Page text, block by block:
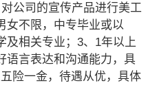
公司的宣传产品进行美工
女不限，中专毕业或以
及相关专业；3、1年以上
语言表达和沟通能力，具
险一金，待遇从优，具体